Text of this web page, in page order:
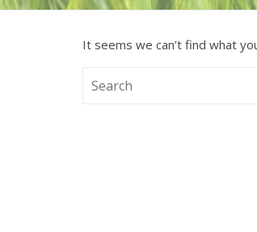
It seems we can’t find what